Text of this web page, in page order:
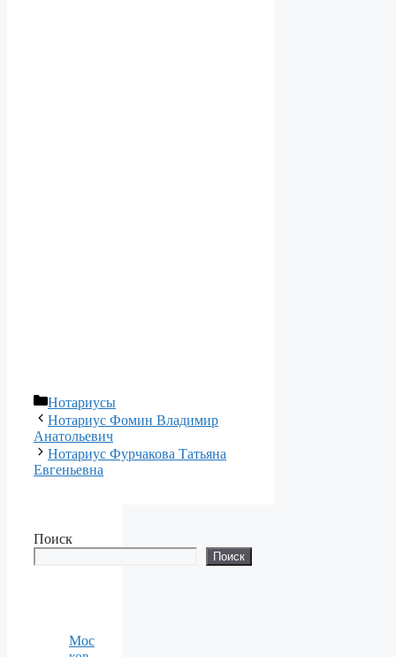
Рубрики
Нотариусы
Нотариус Фомин Владимир
Анатольевич
Нотариус Фурчакова Татьяна
Евгеньевна
Поиск
Поиск
Мос